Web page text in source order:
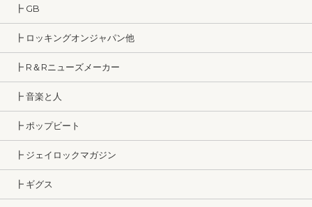
┣ GB
┣ ロッキングオンジャパン他
┣ R＆Rニューズメーカー
┣ 音楽と人
┣ ポップビート
┣ ジェイロックマガジン
┣ ギグス